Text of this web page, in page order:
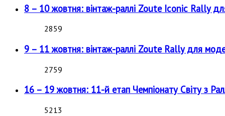
8 – 10 жовтня: вінтаж-раллі Zoute Iconic Rally
2859
9 – 11 жовтня: вінтаж-раллі Zoute Rally для
2759
16 – 19 жовтня: 11-й етап Чемпіонату Світу з
5213